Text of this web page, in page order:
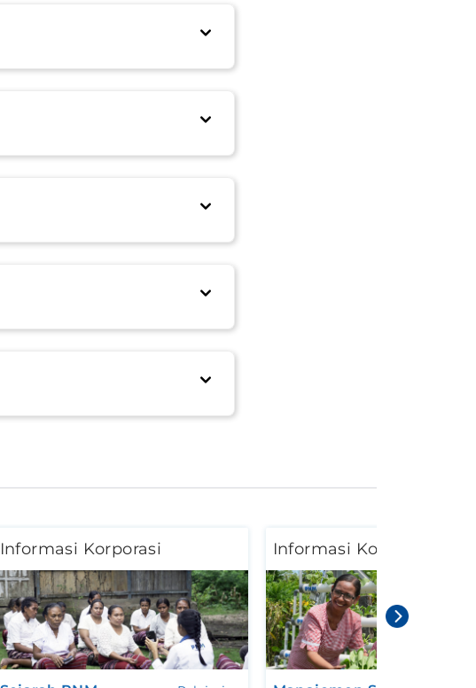
Informasi Korporasi Informasi Korporasi